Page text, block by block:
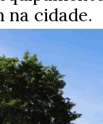
na cidade.